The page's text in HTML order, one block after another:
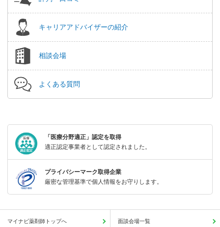
キャリアアドバイザーの紹介
相談会場
よくある質問
「医療分野適正」認定を取得
適正認定事業者として認定されました。
プライバシーマーク取得企業
厳密な管理基準で個人情報をお守りします。
マイナビ薬剤師トップへ 面談会場一覧